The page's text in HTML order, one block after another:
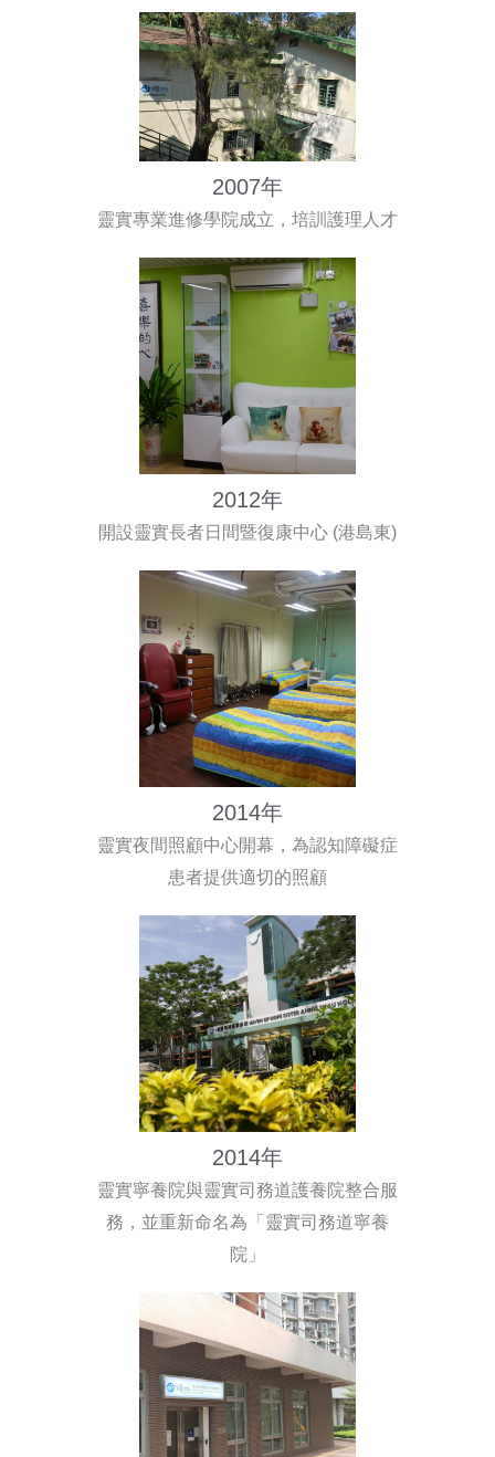
2007年
靈實專業進修學院成立，培訓護理人才
2012年
開設靈實長者日間暨復康中心 (港島東)
2014年
靈實夜間照顧中心開幕，為認知障礙症
患者提供適切的照顧
2014年
靈實寧養院與靈實司務道護養院整合服
務，並重新命名為「靈實司務道寧養
院」